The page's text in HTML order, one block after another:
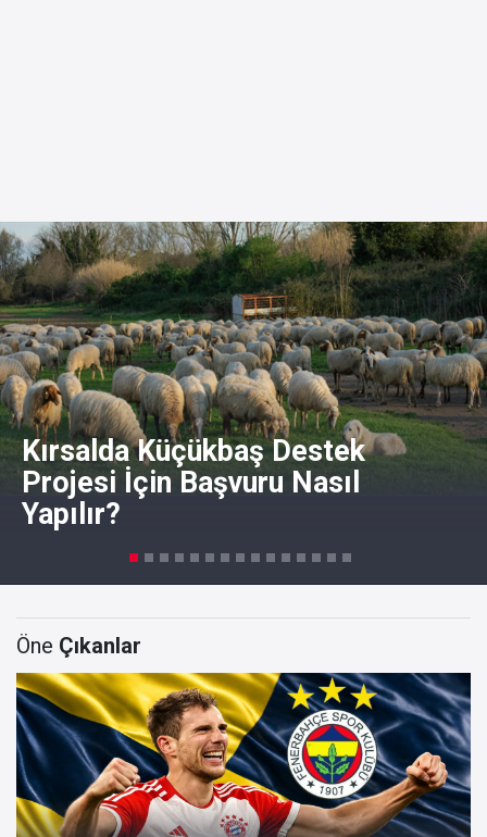
Kırsalda Küçükbaş Destek
Projesi İçin Başvuru Nasıl
Yapılır?
Öne Çıkanlar